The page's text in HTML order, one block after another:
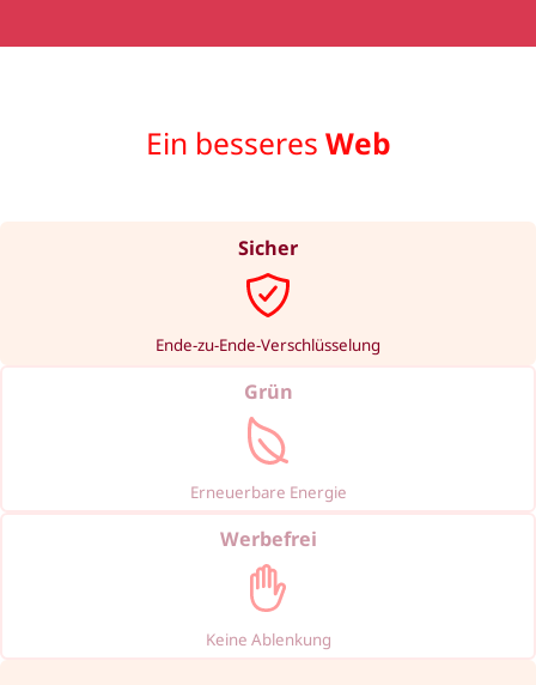
Ein besseres Web
Sicher
Ende-zu-Ende-Verschlüsselung
Grün
Erneuerbare Energie
Werbefrei
Keine Ablenkung